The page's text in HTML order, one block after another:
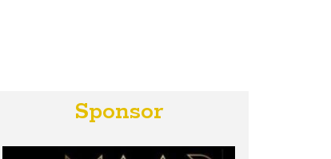
Sponsor